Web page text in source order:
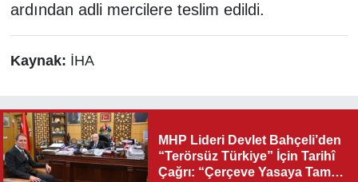
ardından adli mercilere teslim edildi.
Kaynak: İHA
MHP Lideri Devlet Bahçeli’den
“Terörsüz Türkiye” İçin Tarihî
Çağrı: “Çerçeve Yasaya Tam